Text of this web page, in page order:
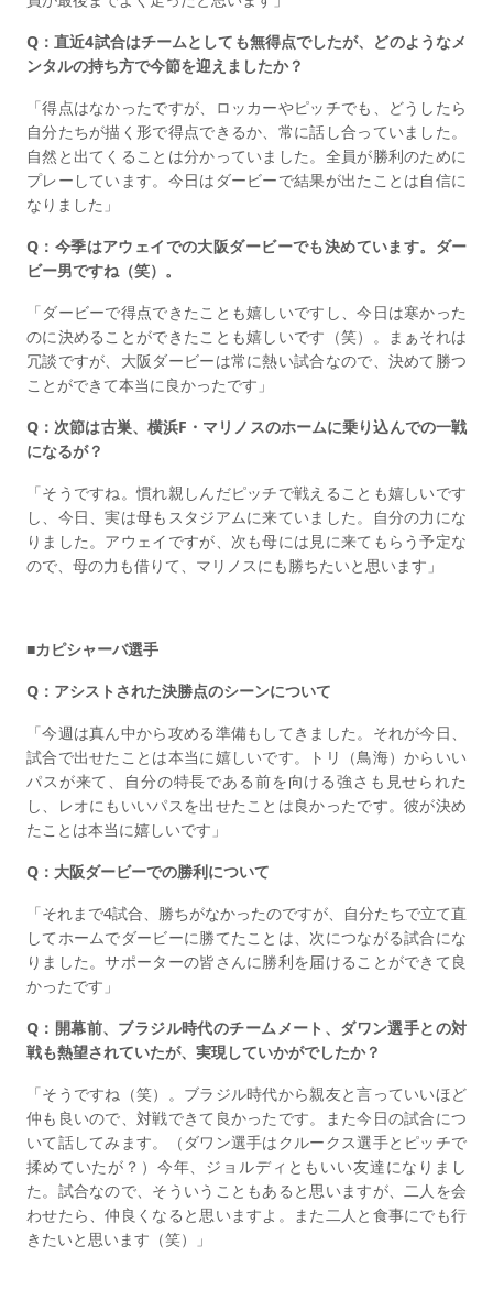
Q：直近4試合はチームとしても無得点でしたが、どのようなメ
ンタルの持ち方で今節を迎えましたか？
「得点はなかったですが、ロッカーやピッチでも、どうしたら
自分たちが描く形で得点できるか、常に話し合っていました。
自然と出てくることは分かっていました。全員が勝利のために
プレーしています。今日はダービーで結果が出たことは自信に
なりました」
Q：今季はアウェイでの大阪ダービーでも決めています。ダー
ビー男ですね（笑）。
「ダービーで得点できたことも嬉しいですし、今日は寒かった
のに決めることができたことも嬉しいです（笑）。まぁそれは
冗談ですが、大阪ダービーは常に熱い試合なので、決めて勝つ
ことができて本当に良かったです」
Q：次節は古巣、横浜F・マリノスのホームに乗り込んでの一戦
になるが？
「そうですね。慣れ親しんだピッチで戦えることも嬉しいです
し、今日、実は母もスタジアムに来ていました。自分の力にな
りました。アウェイですが、次も母には見に来てもらう予定な
ので、母の力も借りて、マリノスにも勝ちたいと思います」
■カピシャーバ選手
Q：アシストされた決勝点のシーンについて
「今週は真ん中から攻める準備もしてきました。それが今日、
試合で出せたことは本当に嬉しいです。トリ（鳥海）からいい
パスが来て、自分の特長である前を向ける強さも見せられた
し、レオにもいいパスを出せたことは良かったです。彼が決め
たことは本当に嬉しいです」
Q：大阪ダービーでの勝利について
「それまで4試合、勝ちがなかったのですが、自分たちで立て直
してホームでダービーに勝てたことは、次につながる試合にな
りました。サポーターの皆さんに勝利を届けることができて良
かったです」
Q：開幕前、ブラジル時代のチームメート、ダワン選手との対
戦も熱望されていたが、実現していかがでしたか？
「そうですね（笑）。ブラジル時代から親友と言っていいほど
仲も良いので、対戦できて良かったです。また今日の試合につ
いて話してみます。（ダワン選手はクルークス選手とピッチで
揉めていたが？）今年、ジョルディともいい友達になりまし
た。試合なので、そういうこともあると思いますが、二人を会
わせたら、仲良くなると思いますよ。また二人と食事にでも行
きたいと思います（笑）」